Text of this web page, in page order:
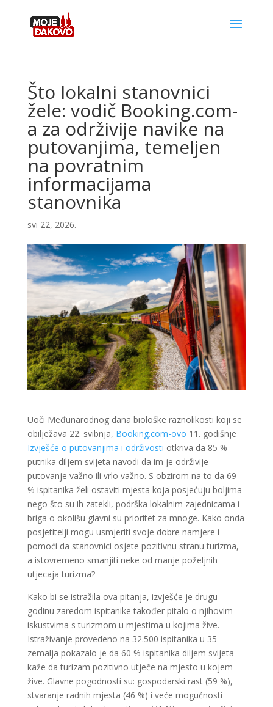
Što lokalni stanovnici
žele: vodič Booking.com-
a za održivije navike na
putovanjima, temeljen
na povratnim
informacijama
stanovnika
svi 22, 2026.
Uoči Međunarodnog dana biološke raznolikosti koji se
obilježava 22. svibnja, Booking.com-ovo 11. godišnje
Izvješće o putovanjima i održivosti otkriva da 85 %
putnika diljem svijeta navodi da im je održivije
putovanje važno ili vrlo važno. S obzirom na to da 69
% ispitanika želi ostaviti mjesta koja posjećuju boljima
nego što su ih zatekli, podrška lokalnim zajednicama i
briga o okolišu glavni su prioritet za mnoge. Kako onda
posjetitelji mogu usmjeriti svoje dobre namjere i
pomoći da stanovnici osjete pozitivnu stranu turizma,
a istovremeno smanjiti neke od manje poželjnih
utjecaja turizma?
Kako bi se istražila ova pitanja, izvješće je drugu
godinu zaredom ispitanike također pitalo o njihovim
iskustvima s turizmom u mjestima u kojima žive.
Istraživanje provedeno na 32.500 ispitanika u 35
zemalja pokazalo je da 60 % ispitanika diljem svijeta
kaže da turizam pozitivno utječe na mjesto u kojem
žive. Glavne pogodnosti su: gospodarski rast (59 %),
stvaranje radnih mjesta (46 %) i veće mogućnosti